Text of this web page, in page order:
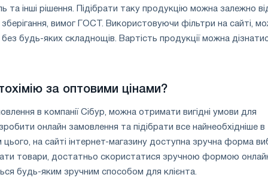
та інші рішення. Підібрати таку продукцію можна залежно
вимог ГОСТ. Використовуючи фільтри на сайті,
будь-яких складнощів. Вартість продукції можна
за оптовими цінами?
в компанії Сібур, можна отримати вигідні умови для
онлайн замовлення та підібрати все найнеобхідніше в
цього, на сайті інтернет-магазину доступна зручна форма
товари, достатньо скористатися зручною формою
будь-яким зручним способом для клієнта.